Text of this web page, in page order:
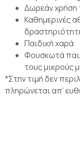
Δωρεάν χρήση
Καθημερινές
Παιδική χαρά
Φουσκωτά
τους μικρούς
*Στην τιμή δεν
πληρώνεται απ’